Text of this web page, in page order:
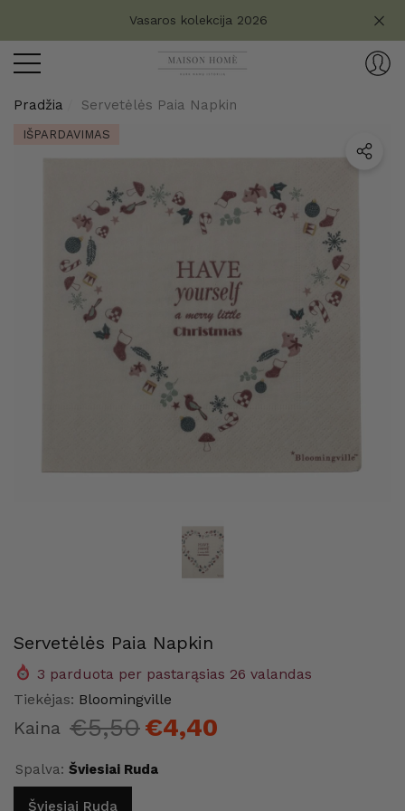
Vasaros kolekcija 2026
Pradžia Servetėlės Paia Napkin
IŠPARDAVIMAS
Servetėlės Paia Napkin
3 parduota per pastarąsias 26 valandas
Tiekėjas: Bloomingville
Kaina €5,50€4,40
Spalva: Šviesiai Ruda
Šviesiai Ruda
Turite klausimų?
Maison Home